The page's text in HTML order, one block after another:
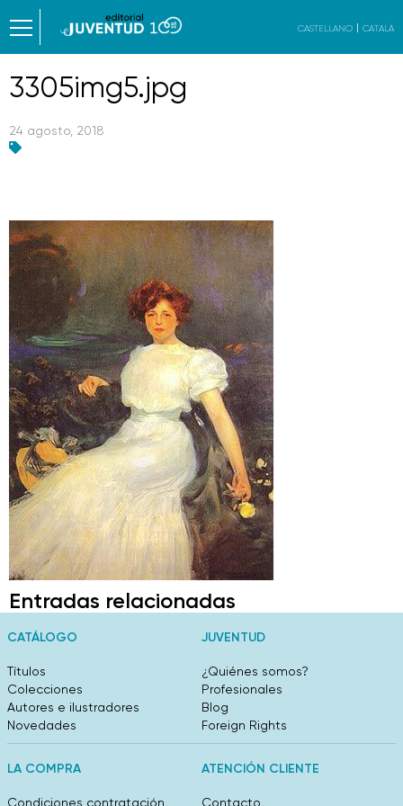
CASTELLANO CATALÀ
3305img5.jpg
24 agosto, 2018
Entradas relacionadas
CATÁLOGO
Títulos
Colecciones
Autores e ilustradores
Novedades
JUVENTUD
¿Quiénes somos?
Profesionales
Blog
Foreign Rights
LA COMPRA
Condiciones contratación
ATENCIÓN CLIENTE
Contacto